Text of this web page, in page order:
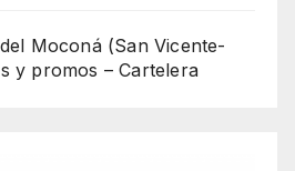
Moconá (San Vicente-
y promos – Cartelera